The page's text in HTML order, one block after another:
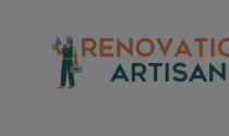
contenu